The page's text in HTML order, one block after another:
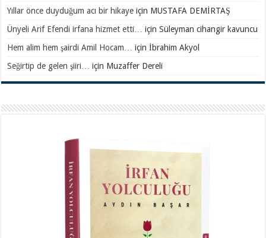
Yıllar önce duyduğum acı bir hikaye için MUSTAFA DEMİRTAŞ
Ünyeli Arif Efendi irfana hizmet etti…
içinSüleyman cihangir kavuncu
Hem alim hem şairdi Amil Hocam…
içinİbrahim Akyol
Seğirtip de gelen şiiri…
için Muzaffer Dereli